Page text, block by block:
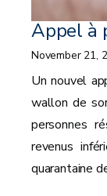
Appel à
November 21,
Un nouvel
wallon de
personnes
revenus
quarantaine